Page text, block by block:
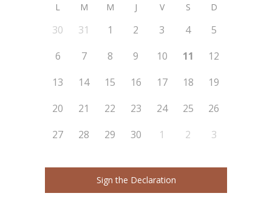
L M M J V S D
30 31 1 2 3 4
5
6
7 8 9 10 11
12
13
14 15 16 17 18
19
20
21 22 23 24 25
26
27
28 29 30 1 2 3
Sign the Declaration